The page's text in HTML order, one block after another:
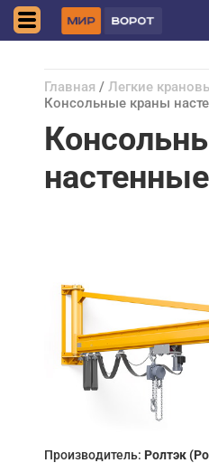
Главная / Легкие
Консольные краны
Производитель: Ролтэк